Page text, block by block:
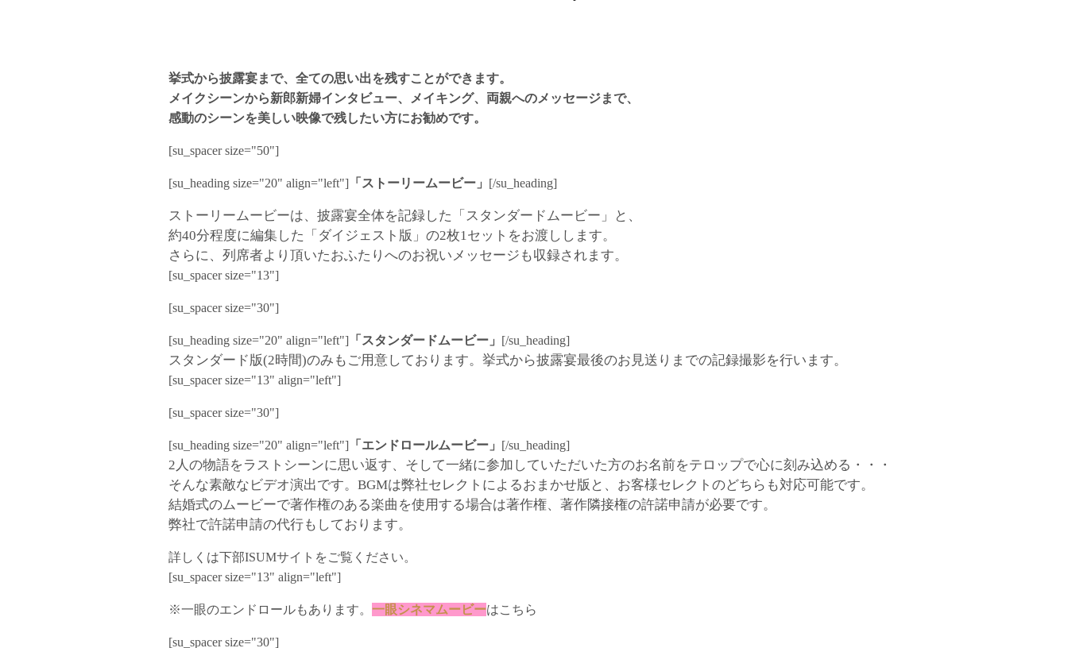
挙式から披露宴まで、全ての思い出を残すことができます。
メイクシーンから新郎新婦インタビュー、メイキング、両親へのメッセージまで、
感動のシーンを美しい映像で残したい方にお勧めです。
[su_spacer size="50"]
[su_heading size="20" align="left"] 「ストーリームービー」 [/su_heading]
ストーリームービーは、披露宴全体を記録した「スタンダードムービー」と、
約40分程度に編集した「ダイジェスト版」の2枚1セットをお渡しします。
さらに、列席者より頂いたおふたりへのお祝いメッセージも収録されます。
[su_spacer size="13"]
[su_spacer size="30"]
[su_heading size="20" align="left"] 「スタンダードムービー」 [/su_heading]
スタンダード版(2時間)のみもご用意しております。挙式から披露宴最後のお見送りまでの記録撮影を行います。
[su_spacer size="13" align="left"]
[su_spacer size="30"]
[su_heading size="20" align="left"] 「エンドロールムービー」 [/su_heading]
2人の物語をラストシーンに思い返す、そして一緒に参加していただいた方のお名前をテロップで心に刻み込める・・・
そんな素敵なビデオ演出です。BGMは弊社セレクトによるおまかせ版と、お客様セレクトのどちらも対応可能です。
結婚式のムービーで著作権のある楽曲を使用する場合は著作権、著作隣接権の許諾申請が必要です。
弊社で許諾申請の代行もしております。
詳しくは下部ISUMサイトをご覧ください。
[su_spacer size="13" align="left"]
※一眼のエンドロールもあります。 一眼シネマムービーはこちら
[su_spacer size="30"]